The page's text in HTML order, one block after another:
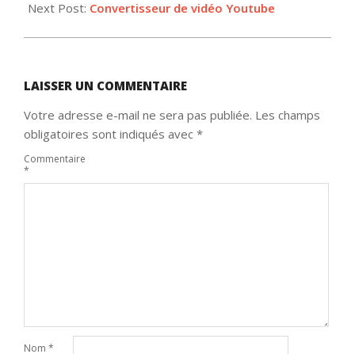
Next Post: Convertisseur de vidéo Youtube
LAISSER UN COMMENTAIRE
Votre adresse e-mail ne sera pas publiée. Les champs
obligatoires sont indiqués avec *
Commentaire
*
Nom *